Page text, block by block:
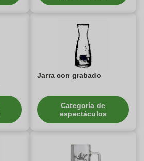
Jarra con grabado
Categoría de
espectáculos